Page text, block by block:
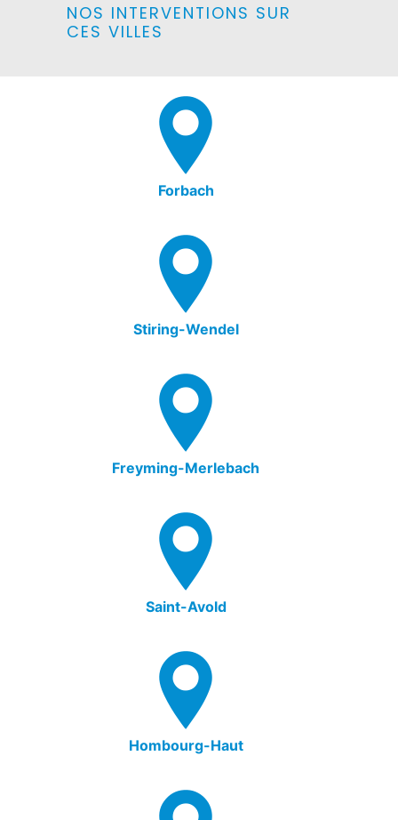
NOS INTERVENTIONS SUR
CES VILLES
Forbach
Stiring-Wendel
Freyming-Merlebach
Saint-Avold
Hombourg-Haut